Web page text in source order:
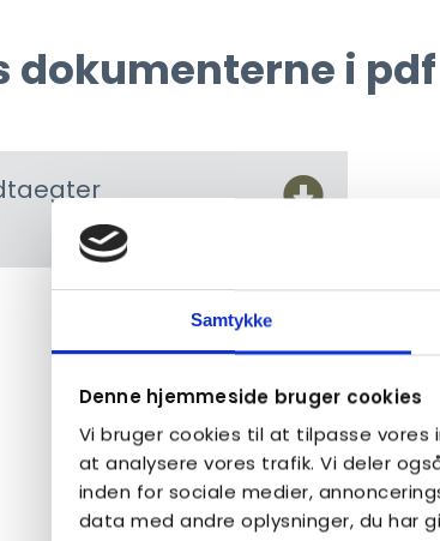
Samtykke
Denne hjemmeside bruger cookies
Vi bruger cookies til at tilpasse
at analysere vores trafik. Vi deler
inden for sociale medier,
data med andre oplysninger, du har
dokumenterne i pdf